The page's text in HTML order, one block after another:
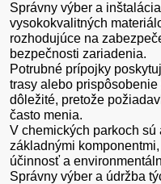
Správny výber a
vysokokvalitných
rozhodujúce na
bezpečnosti zariadenia.
Potrubné prípojky
trasy alebo
dôležité, pretože
často menia.
V chemických parkoch sú
základnými
účinnosť a
Správny výber a údržba